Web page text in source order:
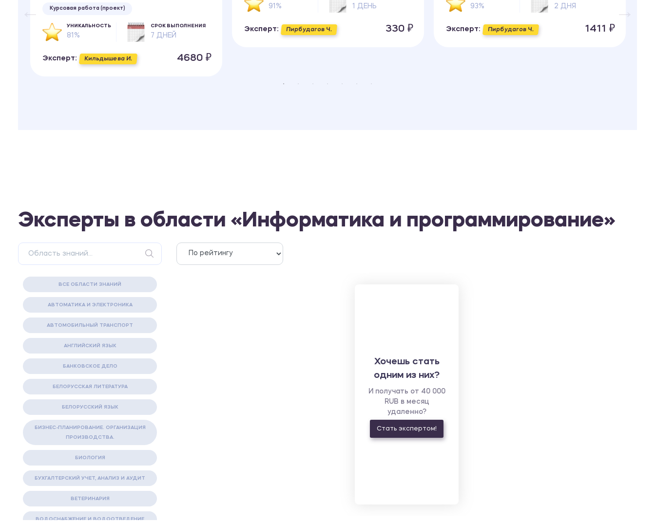
Курсовая работа (проект)
УНИКАЛЬНОСТЬ
81%
СРОК ВЫПОЛНЕНИЯ
7 ДНЕЙ
Эксперт: Кильдышева И. 4680 ₽
91% 1 ДЕНЬ
Эксперт: Пирбудагов Ч. 330 ₽
93% 2 ДНЯ
Эксперт: Пирбудагов Ч. 1411 ₽
Эксперты в области «Информатика и программирование»
ВСЕ ОБЛАСТИ ЗНАНИЙ
АВТОМАТИКА И ЭЛЕКТРОНИКА
АВТОМОБИЛЬНЫЙ ТРАНСПОРТ
АНГЛИЙСКИЙ ЯЗЫК
БАНКОВСКОЕ ДЕЛО
БЕЛОРУССКАЯ ЛИТЕРАТУРА
БЕЛОРУССКИЙ ЯЗЫК
БИЗНЕС-ПЛАНИРОВАНИЕ. ОРГАНИЗАЦИЯ
ПРОИЗВОДСТВА.
БИОЛОГИЯ
БУХГАЛТЕРСКИЙ УЧЕТ, АНАЛИЗ И АУДИТ
ВЕТЕРИНАРИЯ
ВОДОСНАБЖЕНИЕ И ВОДООТВЕДЕНИЕ
Хочешь стать
одним из них?
И получать от 40 000
RUB в месяц
удаленно?
Стать экспертом!